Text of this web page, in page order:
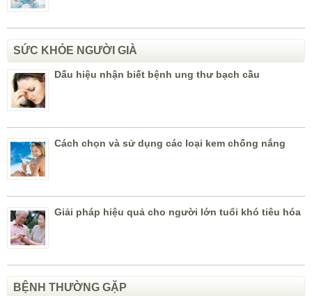
SỨC KHỎE NGƯỜI GIÀ
Dấu hiệu nhận biết bệnh ung thư bạch cầu
Cách chọn và sử dụng các loại kem chống nắng
Giải pháp hiệu quả cho người lớn tuổi khó tiêu hóa
BỆNH THƯỜNG GẶP